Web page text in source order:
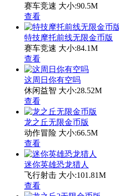
赛车竞速 大小:90.5M
查看
特技摩托前线无限金币版
赛车竞速 大小:84.1M
查看
这周日你有空吗
休闲益智 大小:28.52M
查看
龙之丘无限金币版
动作冒险 大小:66.5M
查看
迷你英雄恐龙猎人
飞行射击 大小:101.81M
查看